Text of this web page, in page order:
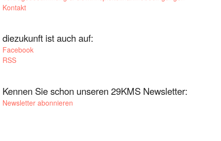
Kontakt
diezukunft ist auch auf:
Facebook
RSS
Kennen Sie schon unseren 29KMS Newsletter:
Newsletter abonnieren